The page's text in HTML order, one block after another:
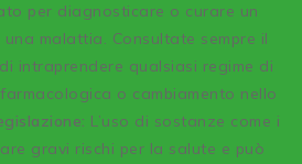
per diagnosticare o curare un
malattia. Consultate sempre il
intraprendere qualsiasi regime di
o cambiamento nello
L’uso di sostanze come i
gravi rischi per la salute e può